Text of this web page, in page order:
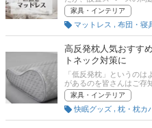
リングや畳に直接マット
事では、フローリングや
品を紹介します。床敷き
マットレスの選び方や気
サイトの人気ランキング
けてくださいね！
家具・インテリア
マットレス
布団・寝
高反発枕人気おすす
トネック対策に
「低反発枕」というの
があるのを皆さんはご存
打ちやすくしてくれるた
首が痛い方、ストレート
す。この記事では、寝具
特徴、おすすめの高反発
家具・インテリア
快眠グッズ
枕・枕カ